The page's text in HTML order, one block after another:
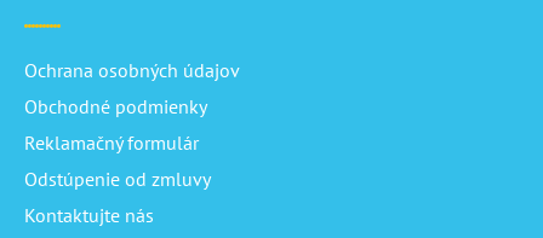
Ochrana osobných údajov
Obchodné podmienky
Reklamačný formulár
Odstúpenie od zmluvy
Kontaktujte nás